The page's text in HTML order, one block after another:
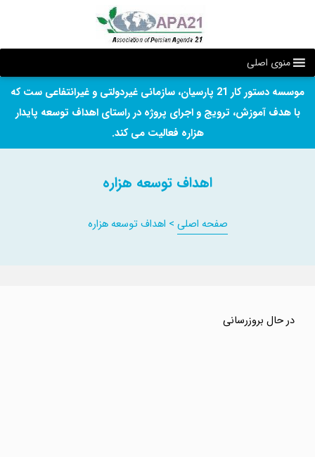
منوی اصلی
موسسه دستور کار 21 پارسیان، سازمانی غیردولتی و غیرانتفاعی ست که
با هدف آموزش، ترویج و اجرای پروژه در راستای اهداف توسعه پایدار
هزاره فعالیت می کند.
اهداف توسعه هزاره
صفحه اصلی > اهداف توسعه هزاره
در حال بروزرسانی